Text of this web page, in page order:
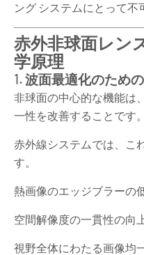
ング システムにとって不
赤外非球面レン
学原理
1. 波面最適化のため
非球面の中心的な機能は
一性を改善することです。
赤外線システムでは、こ
す。
熱画像のエッジブラーの
空間解像度の一貫性の向
視野全体にわたる画像均